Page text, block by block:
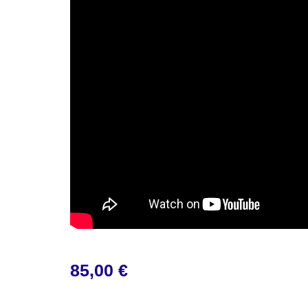
85,00 €